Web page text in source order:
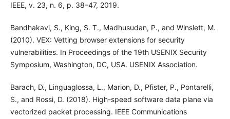
IEEE, v. 23, n. 6, p. 38–47, 2019.
Bandhakavi, S., King, S. T., Madhusudan, P., and Winslett, M.
(2010). VEX: Vetting browser extensions for security
vulnerabilities. In Proceedings of the 19th USENIX Security
Symposium, Washington, DC, USA. USENIX Association.
Barach, D., Linguaglossa, L., Marion, D., Pfister, P., Pontarelli,
S., and Rossi, D. (2018). High-speed software data plane via
vectorized packet processing. IEEE Communications